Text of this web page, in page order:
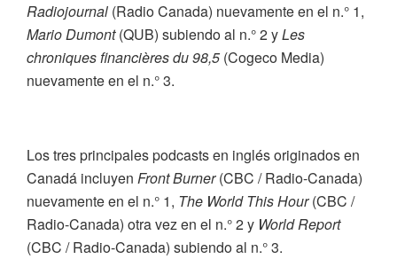
Radiojournal (Radio Canada) nuevamente en el n.° 1,
Mario Dumont(QUB) subiendo al n.° 2 yLes
chroniques financières du 98,5 (Cogeco Media)
nuevamente en el n.° 3.
Los tres principales podcasts en inglés originados en
Canadá incluyen Front Burner(CBC / Radio-Canada)
nuevamente en el n.° 1, The World This Hour(CBC /
Radio-Canada) otra vez en el n.° 2 y World Report
(CBC / Radio-Canada) subiendo al n.° 3.